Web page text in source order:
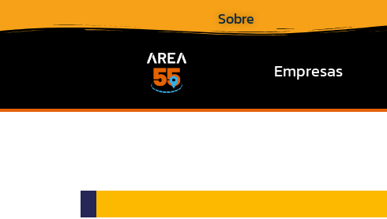
Sobre
Empresas